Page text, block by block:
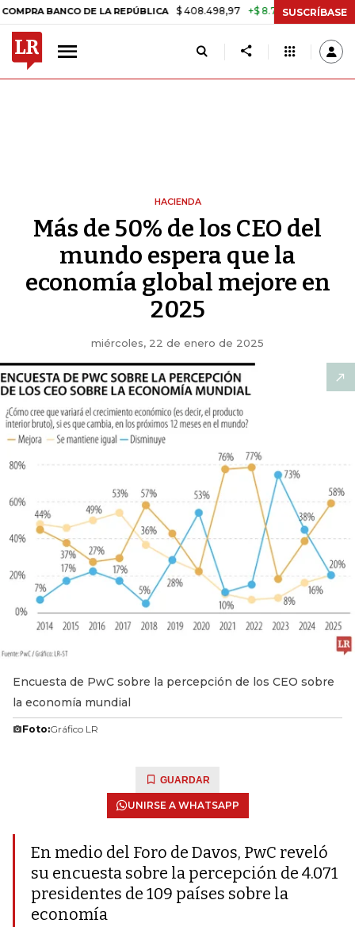
DE LA REPÚBLICA $ 408.498,97 +$ 8.753,81 +2,19% TASA DE
SUSCRÍBASE
HACIENDA
Más de 50% de los CEO del
mundo espera que la
economía global mejore en
2025
miércoles, 22 de enero de 2025
Encuesta de PwC sobre la percepción de los CEO sobre
la economía mundial
Foto:Gráfico LR
GUARDAR
UNIRSE A WHATSAPP
En medio del Foro de Davos, PwC reveló
su encuesta sobre la percepción de 4.071
presidentes de 109 países sobre la
economía